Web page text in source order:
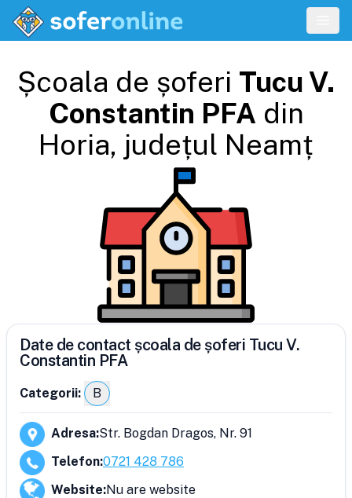
Școala de șoferi Tucu V.
Constantin PFA din
Horia, județul Neamț
Date de contact școala de șoferi Tucu V.
Constantin PFA
Categorii: B
Adresa:Str. Bogdan Dragos, Nr. 91
Telefon:0721 428 786
Website:Nu are website